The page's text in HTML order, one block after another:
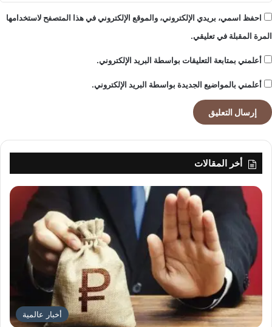
احفظ اسمي، بريدي الإلكتروني، والموقع الإلكتروني في هذا المتصفح لاستخدامها
المرة المقبلة في تعليقي.
أعلمني بمتابعة التعليقات بواسطة البريد الإلكتروني.
أعلمني بالمواضيع الجديدة بواسطة البريد الإلكتروني.
أخر المقالات
أخبار عالمية